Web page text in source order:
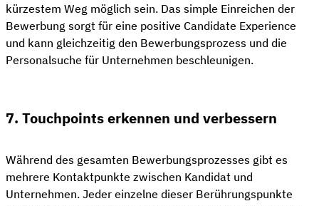
kürzestem Weg möglich sein. Das simple Einreichen der
Bewerbung sorgt für eine positive Candidate Experience
und kann gleichzeitig den Bewerbungsprozess und die
Personalsuche für Unternehmen beschleunigen.
7. Touchpoints erkennen und verbessern
Während des gesamten Bewerbungsprozesses gibt es
mehrere Kontaktpunkte zwischen Kandidat und
Unternehmen. Jeder einzelne dieser Berührungspunkte